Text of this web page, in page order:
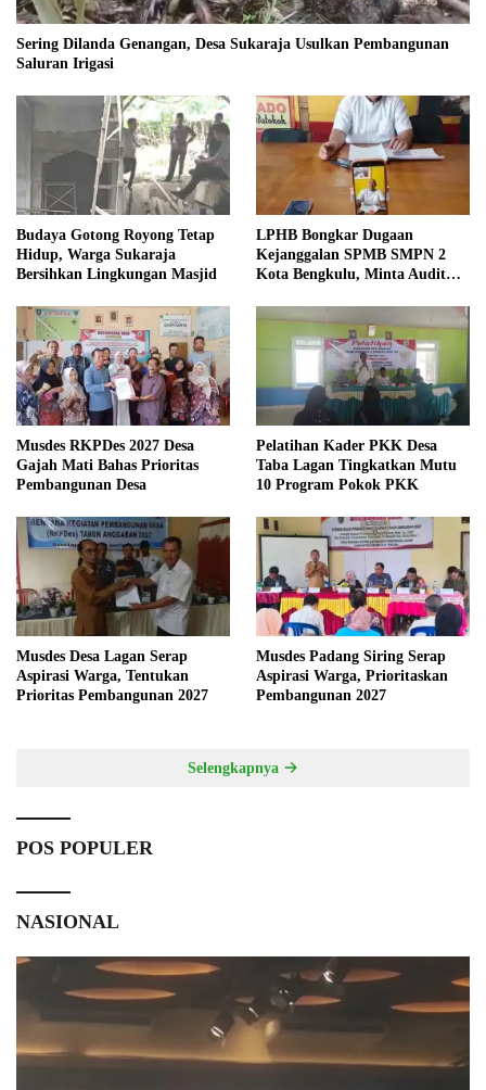
Sering Dilanda Genangan, Desa Sukaraja Usulkan Pembangunan
Saluran Irigasi
Budaya Gotong Royong Tetap
Hidup, Warga Sukaraja
Bersihkan Lingkungan Masjid
LPHB Bongkar Dugaan
Kejanggalan SPMB SMPN 2
Kota Bengkulu, Minta Audit
Musdes RKPDes 2027 Desa
Gajah Mati Bahas Prioritas
Pembangunan Desa
Pelatihan Kader PKK Desa
Taba Lagan Tingkatkan Mutu
10 Program Pokok PKK
Musdes Desa Lagan Serap
Aspirasi Warga, Tentukan
Prioritas Pembangunan 2027
Musdes Padang Siring Serap
Aspirasi Warga, Prioritaskan
Pembangunan 2027
Selengkapnya
POS POPULER
NASIONAL